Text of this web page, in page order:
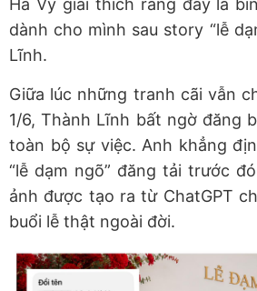
Hà Vy giải thích rằng đây là
dành cho mình sau story “lễ
Lĩnh.
Giữa lúc những tranh cãi vẫn
1/6, Thành Lĩnh bất ngờ đăng
toàn bộ sự việc. Anh khẳng
“lễ dạm ngõ” đăng tải trước
ảnh được tạo ra từ ChatGPT
buổi lễ thật ngoài đời.